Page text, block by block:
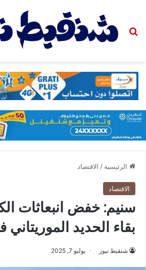
بحث عن
الرئيسية / الاقتصاد
الاقتصاد
سنيم: خفض انبعاثات
بقاء الحديد
شنقيط نيوز يوليو 7, 2025